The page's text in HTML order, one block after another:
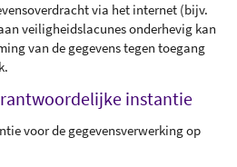
via het internet (bijv.
veiligheidslacunes onderhevig kan
van de gegevens tegen toegang
instantie
voor de gegevensverwerking op